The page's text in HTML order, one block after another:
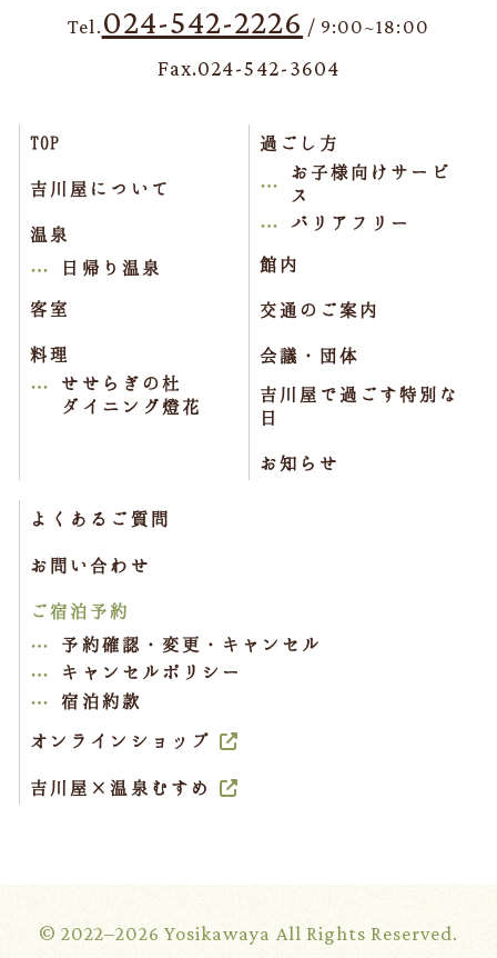
Tel. 024-542-2226 / 9:00~18:00
Fax.024-542-3604
TOP
吉川屋について
温泉
日帰り温泉
客室
料理
せせらぎの杜
ダイニング燈花
過ごし方
お子様向けサービ
ス
バリアフリー
館内
交通のご案内
会議・団体
吉川屋で過ごす特別な
日
お知らせ
よくあるご質問
お問い合わせ
ご宿泊予約
予約確認・変更・キャンセル
キャンセルポリシー
宿泊約款
オンラインショップ
吉川屋×温泉むすめ
© 2022–2026 Yosikawaya All Rights Reserved.